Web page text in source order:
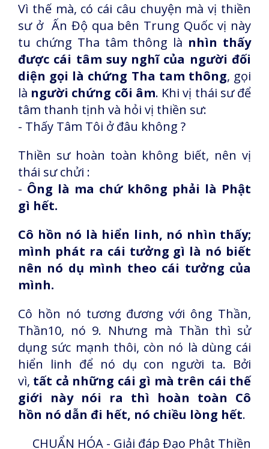
Vì thế mà, có cái câu chuyện mà vị thiền
sư ở Ấn Độ qua bên Trung Quốc vị này
tu chứng Tha tâm thông là nhìn thấy
được cái tâm suy nghĩ của người đối
diện gọi là chứng Tha tam thông, gọi
là người chứng cõi âm. Khi vị thái sư để
tâm thanh tịnh và hỏi vị thiền sư:
- Thấy Tâm Tôi ở đâu không ?
Thiền sư hoàn toàn không biết, nên vị
thái sư chửi :
- Ông là ma chứ không phải là Phật
gì hết.
Cô hồn nó là hiển linh, nó nhìn thấy;
mình phát ra cái tưởng gì là nó biết
nên nó dụ mình theo cái tưởng của
mình.
Cô hồn nó tương đương với ông Thần,
Thần10, nó 9. Nhưng mà Thần thì sử
dụng sức mạnh thôi, còn nó là dùng cái
hiển linh để nó dụ con người ta. Bởi
vì, tất cả những cái gì mà trên cái thế
giới này nói ra thì hoàn toàn Cô
hồn nó dẫn đi hết, nó chiều lòng hết.
CHUẨN HÓA - Giải đáp Đạo Phật Thiền